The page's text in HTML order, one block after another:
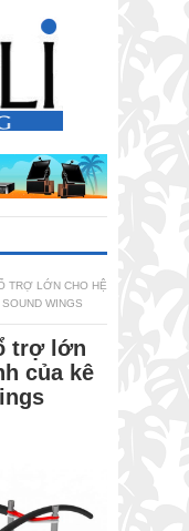
TRỢ LỚN CHO HỆ
WINGS
trợ lớn
của kê